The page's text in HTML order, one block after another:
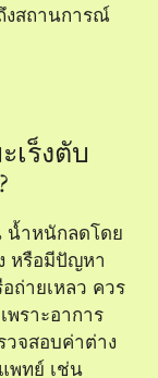
งสถานการณ์
เร็งตับ
น้ำหนักลดโดย
หรือมีปัญหา
ถ่ายเหลว ควร
พราะอาการ
วจสอบค่าต่าง
พทย์ เช่น